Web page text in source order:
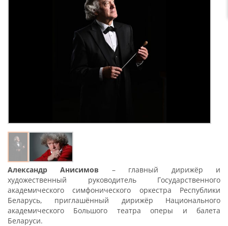
Александр Анисимов – главный дирижёр и
художественный руководитель Государственного
академического симфонического оркестра Республики
Беларусь, приглашённый дирижёр Национального
академического Большого театра оперы и балета
Беларуси.